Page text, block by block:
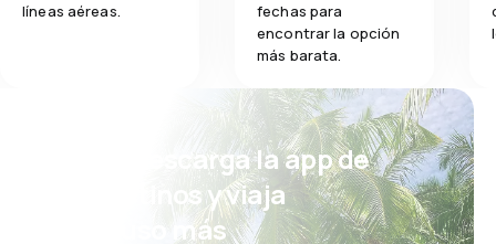
líneas aéreas.
fechas para
encontrar la opción
más barata.
¡Eh! Descarga la app de
eDestinos y viaja
incluso más